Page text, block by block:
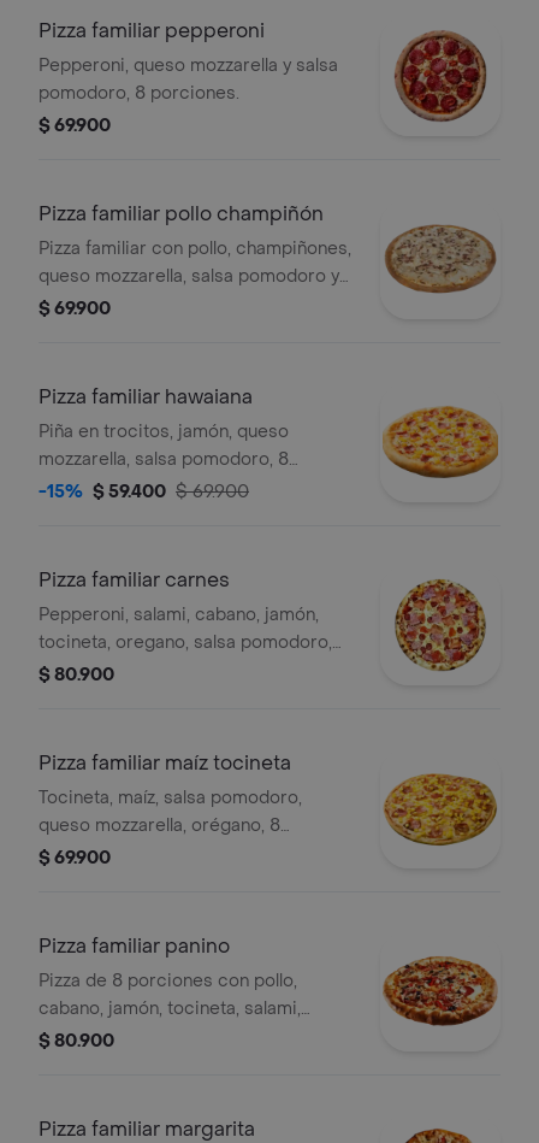
Pizza familiar pepperoni
Pepperoni, queso mozzarella y salsa
pomodoro, 8 porciones.
$ 69.900
Pizza familiar pollo champiñón
Pizza familiar con pollo, champiñones,
queso mozzarella, salsa pomodoro y
orégano. 8 porciones.
$ 69.900
Pizza familiar hawaiana
Piña en trocitos, jamón, queso
mozzarella, salsa pomodoro, 8
porciones.
-15% $ 59.400 $ 69.900
Pizza familiar carnes
Pepperoni, salami, cabano, jamón,
tocineta, oregano, salsa pomodoro,
queso mozzarella, 8 porciones.
$ 80.900
Pizza familiar maíz tocineta
Tocineta, maíz, salsa pomodoro,
queso mozzarella, orégano, 8
porciones.
$ 69.900
Pizza familiar panino
Pizza de 8 porciones con pollo,
cabano, jamón, tocineta, salami,
pepperoni, champiñón,
orégano.
$ 80.900
Pizza familiar margarita